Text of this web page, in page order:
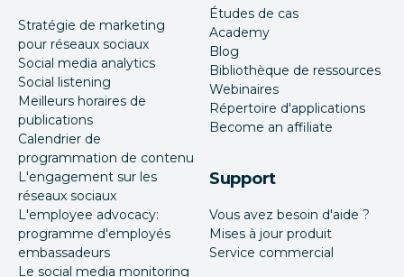
Stratégie de marketing
pour réseaux sociaux
Social media analytics
Social listening
Meilleurs horaires de
publications
Calendrier de
programmation de contenu
L'engagement sur les
réseaux sociaux
L'employee advocacy:
programme d'employés
embassadeurs
Le social media monitoring
Études de cas
Academy
Blog
Bibliothèque de ressources
Webinaires
Répertoire d'applications
Become an affiliate
Support
Vous avez besoin d'aide ?
Mises à jour produit
Service commercial